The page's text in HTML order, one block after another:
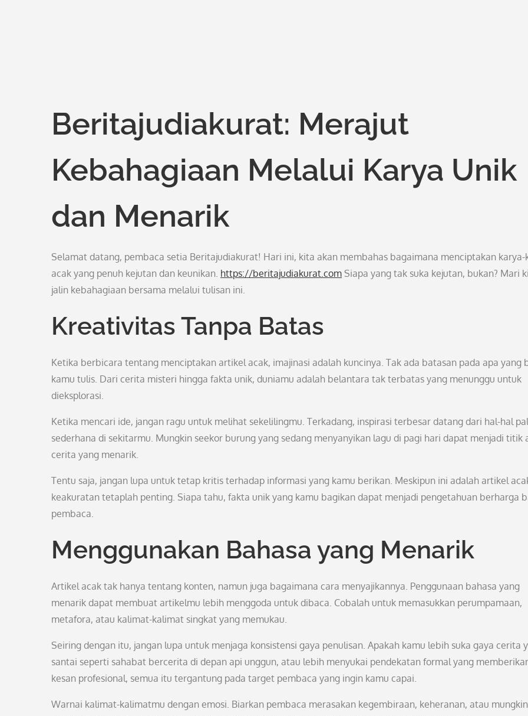
Beritajudiakurat: Merajut
Kebahagiaan Melalui Karya Unik
dan Menarik
Selamat datang, pembaca setia Beritajudiakurat! Hari ini, kita akan membahas bagaimana menciptakan karya-
acak yang penuh kejutan dan keunikan. https://beritajudiakurat.com Siapa yang tak suka kejutan, bukan? Mari
jalin kebahagiaan bersama melalui tulisan ini.
Kreativitas Tanpa Batas
Ketika berbicara tentang menciptakan artikel acak, imajinasi adalah kuncinya. Tak ada batasan pada apa yang
kamu tulis. Dari cerita misteri hingga fakta unik, duniamu adalah belantara tak terbatas yang menunggu untuk
dieksplorasi.
Ketika mencari ide, jangan ragu untuk melihat sekelilingmu. Terkadang, inspirasi terbesar datang dari hal-hal
sederhana di sekitarmu. Mungkin seekor burung yang sedang menyanyikan lagu di pagi hari dapat menjadi titik
cerita yang menarik.
Tentu saja, jangan lupa untuk tetap kritis terhadap informasi yang kamu berikan. Meskipun ini adalah artikel
keakuratan tetaplah penting. Siapa tahu, fakta unik yang kamu bagikan dapat menjadi pengetahuan berharga
pembaca.
Menggunakan Bahasa yang Menarik
Artikel acak tak hanya tentang konten, namun juga bagaimana cara menyajikannya. Penggunaan bahasa yang
menarik dapat membuat artikelmu lebih menggoda untuk dibaca. Cobalah untuk memasukkan perumpamaan,
metafora, atau kalimat-kalimat singkat yang memukau.
Seiring dengan itu, jangan lupa untuk menjaga konsistensi gaya penulisan. Apakah kamu lebih suka gaya cerita
santai seperti sahabat bercerita di depan api unggun, atau lebih menyukai pendekatan formal yang
kesan profesional, semua itu tergantung pada target pembaca yang ingin kamu capai.
Warnai kalimat-kalimatmu dengan emosi. Biarkan pembaca merasakan kegembiraan, keheranan, atau mungkin